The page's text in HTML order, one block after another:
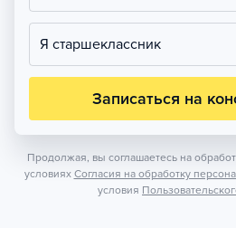
Я старшеклассник
Записаться на
Продолжая, вы соглашаетесь на
условиях Согласия на обработку
условия